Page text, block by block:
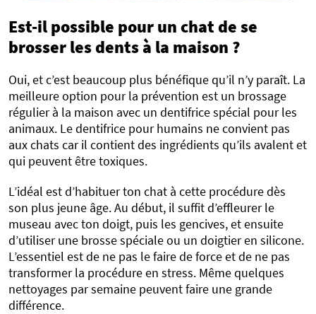
Est-il possible pour un chat de se
brosser les dents à la maison ?
Oui, et c’est beaucoup plus bénéfique qu’il n’y paraît. La
meilleure option pour la prévention est un brossage
régulier à la maison avec un dentifrice spécial pour les
animaux. Le dentifrice pour humains ne convient pas
aux chats car il contient des ingrédients qu’ils avalent et
qui peuvent être toxiques.
L’idéal est d’habituer ton chat à cette procédure dès
son plus jeune âge. Au début, il suffit d’effleurer le
museau avec ton doigt, puis les gencives, et ensuite
d’utiliser une brosse spéciale ou un doigtier en silicone.
L’essentiel est de ne pas le faire de force et de ne pas
transformer la procédure en stress. Même quelques
nettoyages par semaine peuvent faire une grande
différence.